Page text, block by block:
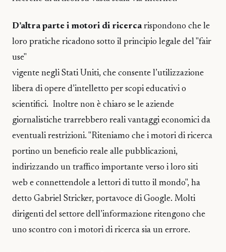
D’altra parte i motori di ricercarispondono che le
loro pratiche ricadono sotto il principio legale del "fair
use"
vigente negli Stati Uniti, che consente l’utilizzazione
libera di opere d’intelletto per scopi educativi o
scientifici. Inoltre non è chiaro se le aziende
giornalistiche trarrebbero reali vantaggi economici da
eventuali restrizioni. "Riteniamo che i motori di ricerca
portino un beneficio reale alle pubblicazioni,
indirizzando un traffico importante verso i loro siti
web e connettendole a lettori di tutto il mondo", ha
detto Gabriel Stricker, portavoce di Google. Molti
dirigenti del settore dell’informazione ritengono che
uno scontro con i motori di ricerca sia un errore.